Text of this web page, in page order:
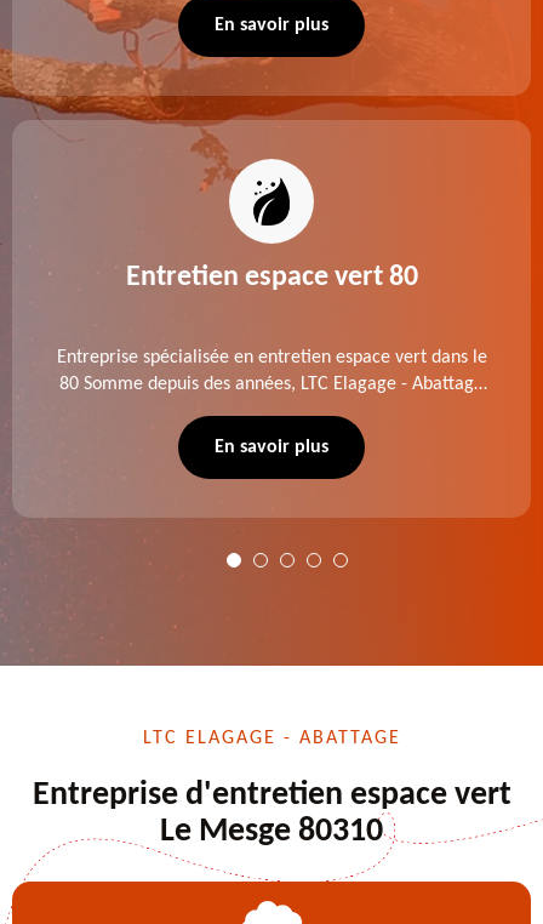
Découvrez un extérieur exceptionnel grâce à notre
En savoir plus
Entretien espace vert 80
Entreprise spécialisée en entretien espace vert dans le
80 Somme depuis des années, LTC Elagage - Abattage
de dessouchage et autre. Devis offert.
En savoir plus
LTC ELAGAGE - ABATTAGE
Entreprise d'entretien espace vert
Le Mesge 80310